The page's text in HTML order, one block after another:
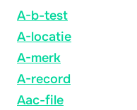
A-b-test
A-locatie
A-merk
A-record
Aac-file